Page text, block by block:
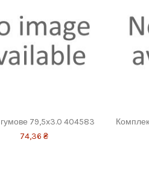
гумове 79,5x3.0 404583
74,36 ₴